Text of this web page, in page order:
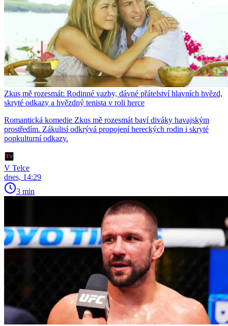
Zkus mě rozesmát: Rodinné vazby, dávné přátelství hlavních hvězd,
skryté odkazy a hvězdný tenista v roli herce
Romantická komedie Zkus mě rozesmát baví diváky havajským
prostředím. Zákulisí odkrývá propojení hereckých rodin i skryté
popkulturní odkazy.
V Telce
dnes, 14:29
3 min